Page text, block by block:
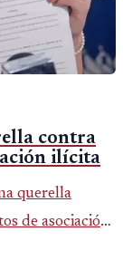
contra
ilícita
querella
de asociación